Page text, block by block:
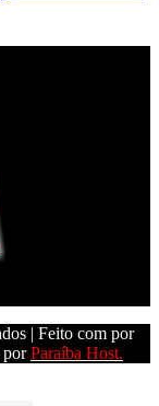
| Feito com por
porParaíba Host.